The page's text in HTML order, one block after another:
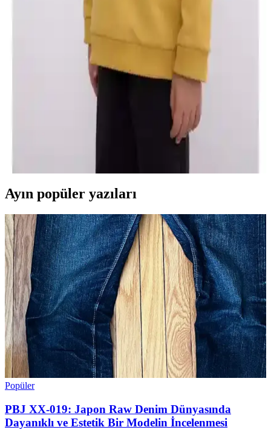
U.S. Polo Assn. Erkek Çocuk Sweatshirtleri
Karşılaştırması ve En İyi Seçenekler
İki popüler U.S. Polo Assn. erkek çocuk sweatshirt modelini detaylı
karşılaştırıyoruz. Rahatlık, dayanıklılık ve tasarım özellikleriyle en
uygun seçimi yapmanıza yardımcı oluyoruz.
DeFacto Erkek Bebek Bisiklet Yaka Sweatshirtleri
Karşılaştırması ve Özellikleri
İki farklı DeFacto erkek bebek bisiklet yaka sweatshirt modeli,
konfor ve şıklık açısından detaylı karşılaştırıldı. Yumuşak iç yapıları
Ayın popüler yazıları
Popüler
PBJ XX-019: Japon Raw Denim Dünyasında
Dayanıklı ve Estetik Bir Modelin İncelenmesi